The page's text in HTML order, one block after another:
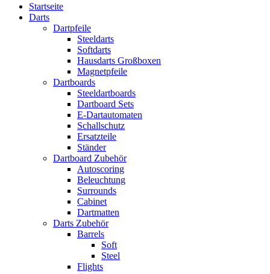
Startseite
Darts
Dartpfeile
Steeldarts
Softdarts
Hausdarts Großboxen
Magnetpfeile
Dartboards
Steeldartboards
Dartboard Sets
E-Dartautomaten
Schallschutz
Ersatzteile
Ständer
Dartboard Zubehör
Autoscoring
Beleuchtung
Surrounds
Cabinet
Dartmatten
Darts Zubehör
Barrels
Soft
Steel
Flights